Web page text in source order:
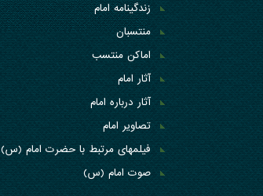
زندگینامه امام
منتسبان
اماکن منتسب
آثار امام
آثار درباره امام
تصاویر امام
فیلمهای مرتبط با حضرت امام (س)
صوت امام (س)